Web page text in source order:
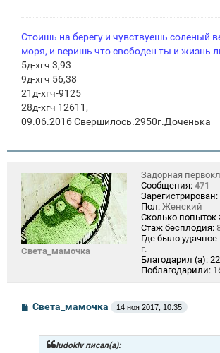
Стоишь на берегу и чувствуешь соленый
моря, и веришь что свободен ты и жизнь
5д-хгч 3,93
9д-хгч 56,38
21д-хгч-9125
28д-хгч 12611,
09.06.2016 Свершилось.2950г.Доченька
Света_мамочка
Задорная
Сообщения: 471
Зарегистрирован:
Пол: Женский
Сколько попыток
Стаж бесплодия:
Где было
г.
Благодарил (а):
Поблагодарили:
С
о
Света_мамочка 14 ноя 2017, 10:35
ludoklv писал(а):